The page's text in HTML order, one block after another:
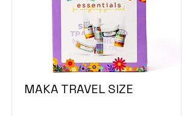
MAKA TRAVEL SIZE